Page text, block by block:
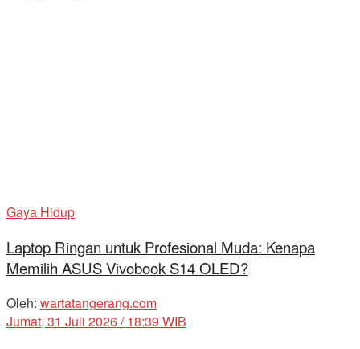
Gaya Hidup
Laptop Ringan untuk Profesional Muda: Kenapa
Memilih ASUS Vivobook S14 OLED?
Oleh: wartatangerang.com
Jumat, 31 Juli 2026 / 18:39 WIB